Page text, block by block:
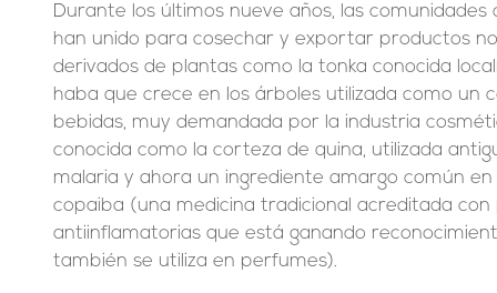
Durante los últimos nueve años, las
han unido para cosechar y exportar productos
derivados de plantas como la tonka conocida
haba que crece en los árboles utilizada como un
bebidas, muy demandada por la industria
conocida como la corteza de quina, utilizada
malaria y ahora un ingrediente amargo común
copaiba (una medicina tradicional acreditada
antiinflamatorias que está ganando
también se utiliza en perfumes).